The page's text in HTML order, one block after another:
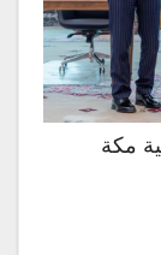
مكة